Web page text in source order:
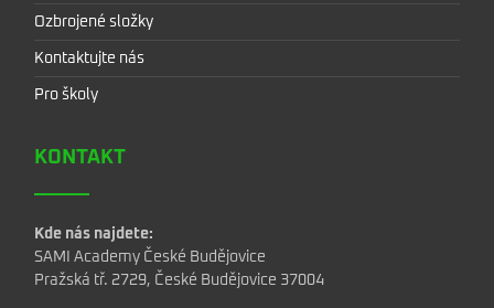
Ozbrojené složky
Kontaktujte nás
Pro školy
KONTAKT
Kde nás najdete:
SAMI Academy České Budějovice
Pražská tř. 2729, České Budějovice 37004